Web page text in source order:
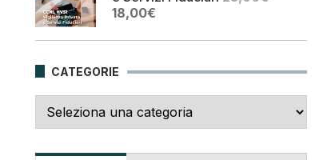
Il
originale
25,00€.
18,00€Il
attuale
18,00€.
CATEGORIE